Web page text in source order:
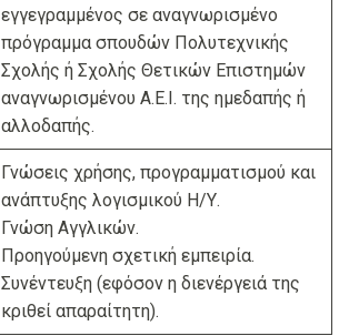
εγγεγραμμένος σε αναγνωρισμένο
πρόγραμμα σπουδών Πολυτεχνικής
Σχολής ή Σχολής Θετικών Επιστημών
αναγνωρισμένου Α.Ε.Ι. της ημεδαπής ή
αλλοδαπής.
Γνώσεις χρήσης, προγραμματισμού και
ανάπτυξης λογισμικού Η/Υ.
Γνώση Αγγλικών.
Προηγούμενη σχετική εμπειρία.
Συνέντευξη (εφόσον η διενέργειά της
κριθεί απαραίτητη).